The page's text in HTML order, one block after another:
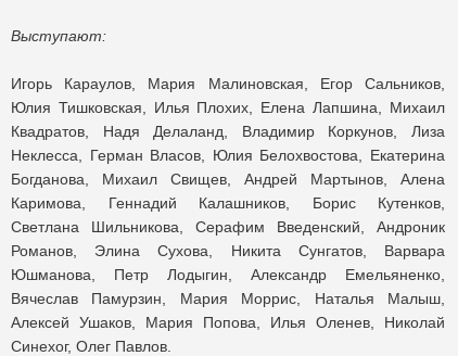
Выступают:
Игорь Караулов, Мария Малиновская, Егор Сальников,
Юлия Тишковская, Илья Плохих, Елена Лапшина, Михаил
Квадратов, Надя Делаланд, Владимир Коркунов, Лиза
Неклесса, Герман Власов, Юлия Белохвостова, Екатерина
Богданова, Михаил Свищев, Андрей Мартынов, Алена
Каримова, Геннадий Калашников, Борис Кутенков,
Светлана Шильникова, Серафим Введенский, Андроник
Романов, Элина Сухова, Никита Сунгатов, Варвара
Юшманова, Петр Лодыгин, Александр Емельяненко,
Вячеслав Памурзин, Мария Моррис, Наталья Малыш,
Алексей Ушаков, Мария Попова, Илья Оленев, Николай
Синехог, Олег Павлов.